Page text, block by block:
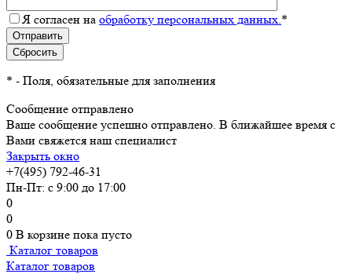
Я согласен на обработку персональных данных.*
* - Поля, обязательные для заполнения
Сообщение отправлено
Ваше сообщение успешно отправлено. В ближайшее время с
Вами свяжется наш специалист
Закрыть окно
+7(495) 792-46-31
Пн-Пт: с 9:00 до 17:00
0
0
0 В корзине пока пусто
Каталог товаров
Каталог товаров